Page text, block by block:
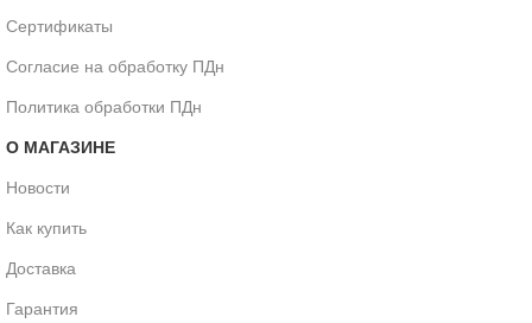
Сертификаты
Согласие на обработку ПДн
Политика обработки ПДн
О МАГАЗИНЕ
Новости
Как купить
Доставка
Гарантия